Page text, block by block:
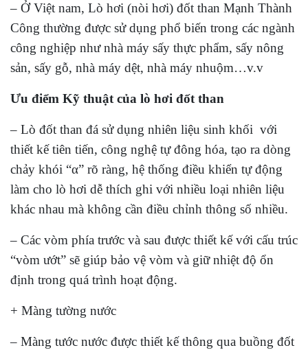
– Ở Việt nam, Lò hơi (nòi hơi) đốt than Mạnh Thành
Công thường được sử dụng phổ biến trong các ngành
công nghiệp như nhà máy sấy thực phẩm, sấy nông
sản, sấy gỗ, nhà máy dệt, nhà máy nhuộm…v.v
Ưu điểm Kỹ thuật của lò hơi đốt than
– Lò đốt than đá sử dụng nhiên liệu sinh khối với
thiết kế tiên tiến, công nghệ tự đông hóa, tạo ra dòng
chảy khói “α” rõ ràng, hệ thống điều khiển tự động
làm cho lò hơi dễ thích ghi với nhiều loại nhiên liệu
khác nhau mà không cần điều chỉnh thông số nhiều.
– Các vòm phía trước và sau được thiết kế với cấu trúc
“vòm ướt” sẽ giúp bảo vệ vòm và giữ nhiệt độ ổn
định trong quá trình hoạt động.
+ Màng tường nước
– Màng tước nước được thiết kế thông qua buồng đốt